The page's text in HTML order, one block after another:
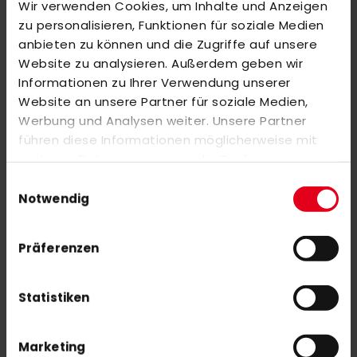
Wir verwenden Cookies, um Inhalte und Anzeigen
zu personalisieren, Funktionen für soziale Medien
anbieten zu können und die Zugriffe auf unsere
Website zu analysieren. Außerdem geben wir
Informationen zu Ihrer Verwendung unserer
Website an unsere Partner für soziale Medien,
Werbung und Analysen weiter. Unsere Partner
führen diese Informationen möglicherweise mit
weiteren Daten zusammen, die Sie ihnen
Nutzung der Dienste gesammelt haben.
Notwendig
Präferenzen
Statistiken
Marketing
zu mehr Kraft bei Angriffsschlägen führt. 355-365
PRO: Schläger für hochkarätige und sehr aktive Spieler. Hohe
Leistung.
STRUKTURELLE VERSTÄRKUNG: Verstärkungen am Rand des
Schlägers sorgen für eine höhere Widerstandsfähigkeit gegen
Kontrollgefühl und erhöht den Spin, den wir dem Ball verleihen